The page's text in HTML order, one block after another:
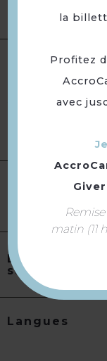
Services
Location de
salles
Langues
la
Profitez
avec
matin (11